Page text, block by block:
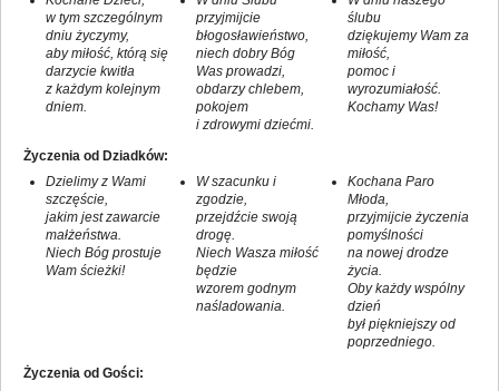
w tym szczególnym
dniu życzymy,
aby miłość, którą się
darzycie kwitła
z każdym kolejnym
dniem.
przyjmijcie
błogosławieństwo,
niech dobry Bóg
Was prowadzi,
obdarzy chlebem,
pokojem
i zdrowymi dziećmi.
ślubu
dziękujemy Wam za
miłość,
pomoc i
wyrozumiałość.
Kochamy Was!
Życzenia od Dziadków:
Dzielimy z Wami
szczęście,
jakim jest zawarcie
małżeństwa.
Niech Bóg prostuje
Wam ścieżki!
W szacunku i
zgodzie,
przejdźcie swoją
drogę.
Niech Wasza miłość
będzie
wzorem godnym
naśladowania.
Kochana Paro
Młoda,
przyjmijcie życzenia
pomyślności
na nowej drodze
życia.
Oby każdy wspólny
dzień
był piękniejszy od
poprzedniego.
Życzenia od Gości: